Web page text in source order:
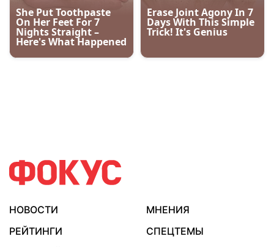
НОВОСТИ
МНЕНИЯ
РЕЙТИНГИ
СПЕЦТЕМЫ